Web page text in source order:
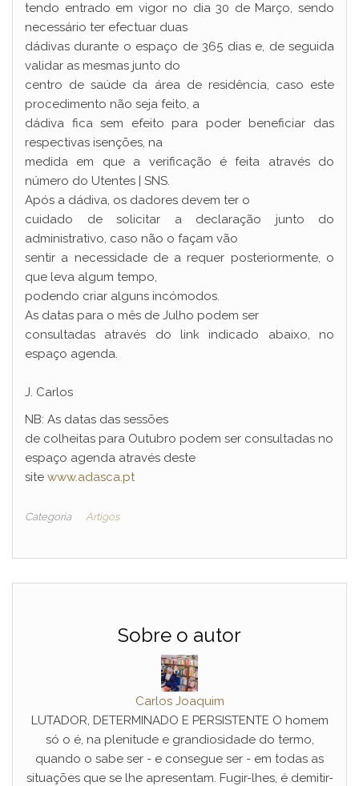
tendo entrado em vigor no dia 30 de Março, sendo
necessário ter efectuar duas
dádivas durante o espaço de 365 dias e, de seguida
validar as mesmas junto do
centro de saúde da área de residência, caso este
procedimento não seja feito, a
dádiva fica sem efeito para poder beneficiar das
respectivas isenções, na
medida em que a verificação é feita através do
número do Utentes | SNS.
Após a dádiva, os dadores devem ter o
cuidado de solicitar a declaração junto do
administrativo, caso não o façam vão
sentir a necessidade de a requer posteriormente, o
que leva algum tempo,
podendo criar alguns incómodos.
As datas para o mês de Julho podem ser
consultadas através do link indicado abaixo, no
espaço agenda.
J. Carlos
NB: As datas das sessões
de colheitas para Outubro podem ser consultadas no
espaço agenda através deste
site www.adasca.pt
Categoria Artigos
Sobre o autor
Carlos Joaquim
LUTADOR, DETERMINADO E PERSISTENTE O homem
só o é, na plenitude e grandiosidade do termo,
quando o sabe ser - e consegue ser - em todas as
situações que se lhe apresentam. Fugir-lhes, é demitir-